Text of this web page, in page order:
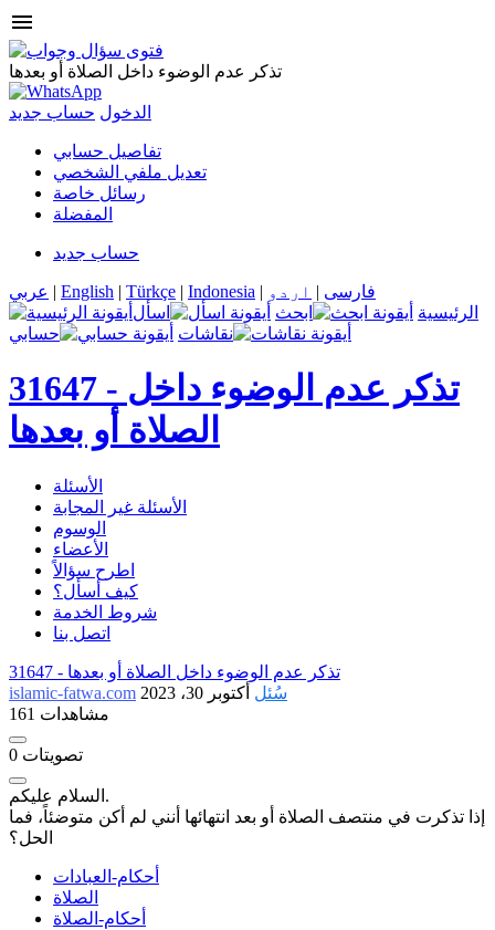
menu
تذكر عدم الوضوء داخل الصلاة أو بعدها
الدخول حساب جديد
تفاصيل حسابي
تعديل ملفي الشخصي
رسائل خاصة
المفضلة
حساب جديد
عربي | English | Türkçe | Indonesia | فارسی | اردو
الرئيسية
ابحث
اسأل
نقاشات
حسابي
31647 - تذكر عدم الوضوء داخل
الصلاة أو بعدها
الأسئلة
الأسئلة غير المجابة
الوسوم
الأعضاء
اطرح سؤالاً
كيف أسأل؟
شروط الخدمة
اتصل بنا
31647 - تذكر عدم الوضوء داخل الصلاة أو بعدها
islamic-fatwa.com
سُئل أكتوبر 30، 2023
161 مشاهدات
0 تصويتات
السلام عليكم.
إذا تذكرت في منتصف الصلاة أو بعد انتهائها أنني لم أكن متوضئاً، فما
الحل؟
أحكام-العبادات
الصلاة
أحكام-الصلاة